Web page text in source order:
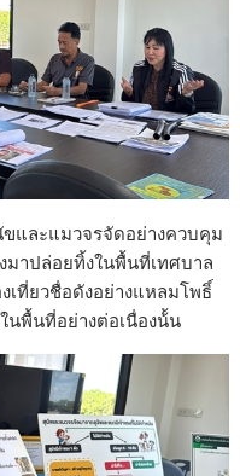
และแมวจรจัดอย่างควบคุม
มาปล่อยทิ้งในพื้นที่เทศบาล
เที่ยวชื่อดังอย่างแหลมโพธิ์
นพื้นที่อย่างต่อเนื่องน้้น